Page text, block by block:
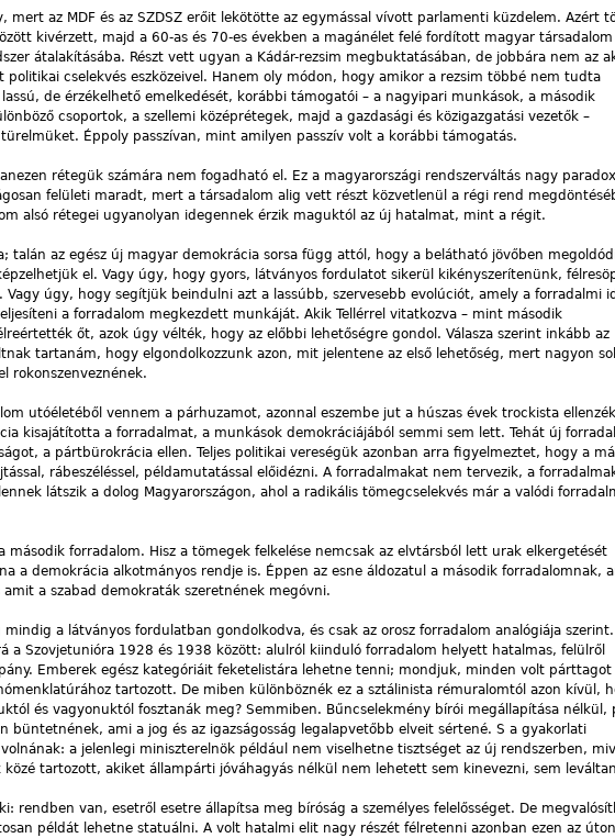
mert az MDF és az SZDSZ erőit lekötötte az egymással vívott parlamenti küzdelem. Azért
kivérzett, majd a 60-as és 70-es években a magánélet felé fordított magyar társadalom
átalakításába. Részt vett ugyan a Kádár-rezsim megbuktatásában, de jobbára nem az
politikai cselekvés eszközeivel. Hanem oly módon, hogy amikor a rezsim többé nem tudta
de érzékelhető emelkedését, korábbi támogatói – a nagyipari munkások, a második
csoportok, a szellemi középrétegek, majd a gazdasági és közigazgatási vezetők –
Éppoly passzívan, mint amilyen passzív volt a korábbi támogatás.
rétegük számára nem fogadható el. Ez a magyarországi rendszerváltás nagy
felületi maradt, mert a társadalom alig vett részt közvetlenül a régi rend
alsó rétegei ugyanolyan idegennek érzik maguktól az új hatalmat, mint a régit.
talán az egész új magyar demokrácia sorsa függ attól, hogy a belátható jövőben
el. Vagy úgy, hogy gyors, látványos fordulatot sikerül kikényszerítenünk,
Vagy úgy, hogy segítjük beindulni azt a lassúbb, szervesebb evolúciót, amely a forradalmi
a forradalom megkezdett munkáját. Akik Tellérrel vitatkozva – mint második
őt, azok úgy vélték, hogy az előbbi lehetőségre gondol. Válasza szerint inkább az
tartanám, hogy elgondolkozzunk azon, mit jelentene az első lehetőség, mert nagyon
rokonszenveznének.
utóéletéből vennem a párhuzamot, azonnal eszembe jut a húszas évek trockista
kisajátította a forradalmat, a munkások demokráciájából semmi sem lett. Tehát új
a pártbürokrácia ellen. Teljes politikai vereségük azonban arra figyelmeztet, hogy a
rábeszéléssel, példamutatással előidézni. A forradalmakat nem tervezik, a
látszik a dolog Magyarországon, ahol a radikális tömegcselekvés már a valódi
második forradalom. Hisz a tömegek felkelése nemcsak az elvtársból lett urak elkergetését
a demokrácia alkotmányos rendje is. Éppen az esne áldozatul a második forradalomnak,
a szabad demokraták szeretnének megóvni.
a látványos fordulatban gondolkodva, és csak az orosz forradalom analógiája szerint.
a Szovjetunióra 1928 és 1938 között: alulról kiinduló forradalom helyett hatalmas, felülről
Emberek egész kategóriáit feketelistára lehetne tenni; mondjuk, minden volt párttagot
tartozott. De miben különböznék ez a sztálinista rémuralomtól azon kívül,
és vagyonuktól fosztanák meg? Semmiben. Bűncselekmény bírói megállapítása nélkül,
büntetnének, ami a jog és az igazságosság legalapvetőbb elveit sértené. S a gyakorlati
a jelenlegi miniszterelnök például nem viselhetne tisztséget az új rendszerben,
közé tartozott, akiket állampárti jóváhagyás nélkül nem lehetett sem kinevezni, sem
rendben van, esetről esetre állapítsa meg bíróság a személyes felelősséget. De
példát lehetne statuálni. A volt hatalmi elit nagy részét félretenni azonban ezen az